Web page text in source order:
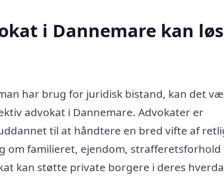
i Dannemare kan
har brug for juridisk bistand, kan det
advokat i Dannemare. Advokater er
til at håndtere en bred vifte af
om familieret, ejendom, strafferetsforhold
kan støtte private borgere i deres